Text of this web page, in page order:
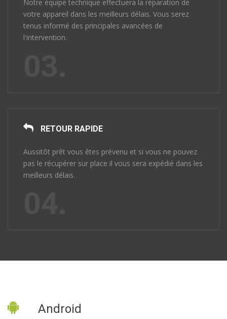
Notre équipe technique effectuera la réparation de
votre appareil dans les meilleurs délais. Vous serez
tenus informé des principales avancées de
l'intervention.
RETOUR RAPIDE
Aussitôt prêt vous êtes prévenu et si vous ne pouvez
pas le récupérer sur place il vous sera expédié dans les
meilleurs délais.
Android